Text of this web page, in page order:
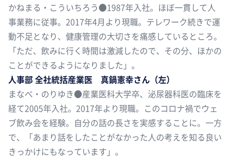
かねまる・こういちろう●1987年入社。ほぼ一貫して人
事業務に従事。2017年4月より現職。テレワーク続きで運
動不足となり、健康管理の大切さを痛感しているところ。
「ただ、飲みに行く時間は激減したので、その分、ほかの
ことができるようになりました」。
人事部 全社統括産業医 真鍋憲幸さん（左）
まなべ・のりゆき●産業医科大学卒、泌尿器科医の臨床を
経て2005年入社。2017年より現職。このコロナ禍でウェ
ブ飲み会を経験。自分の話の長さを実感することに。一方
で、「あまり話をしたことがなかった人の考えを知る良い
きっかけにもなっています」。